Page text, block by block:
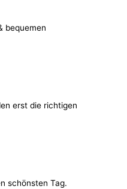
bequemen
erst die richtigen
schönsten Tag.